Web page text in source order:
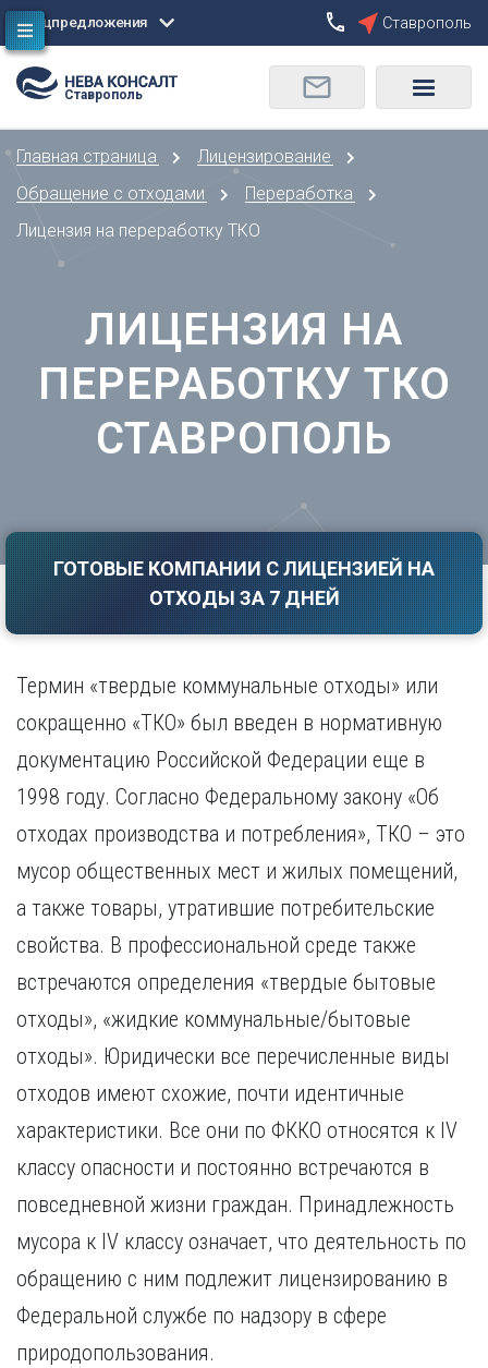
Сбросить
Москва
Санкт-Петербург
Астрахань
Барнаул
Белгород
Брянск
В
Владивосток
Владикавказ
Воронеж
Е
Екатеринбург
Иваново
Иркутск
К
Казань
Калининград
Калуга
Кемерово
Киров
Краснодар
Красноярск
Курган
Курск
Л
Липецк
М
Махачкала
Мурманск
Н
Набережные Челны
Нижний Новгород
Нижний Тагил
Новокузнецк
О
Орел
Оренбург
Р
Рязань
С
Самара
Севастополь
Симферополь
Смоленск
Сочи
Ставрополь
Т
Тверь
Тольятти
Томск
Тула
Тюмень
У
Улан-Удэ
Ульяновск
Уфа
Хабаровск
Чебоксары
Челябинск
Чита
Я
Ярославль
Спецпредложения Ставрополь
Ставрополь
Главная страница
Лицензирование
Обращение с отходами
Переработка
Лицензия на переработку ТКО
ЛИЦЕНЗИЯ НА
ПЕРЕРАБОТКУ ТКО
СТАВРОПОЛЬ
ГОТОВЫЕ КОМПАНИИ С ЛИЦЕНЗИЕЙ НА
ОТХОДЫ ЗА 7 ДНЕЙ
Термин «твердые коммунальные отходы» или
сокращенно «ТКО» был введен в нормативную
документацию Российской Федерации еще в
1998 году. Согласно Федеральному закону «Об
отходах производства и потребления», ТКО – это
мусор общественных мест и жилых помещений,
а также товары, утратившие потребительские
свойства. В профессиональной среде также
встречаются определения «твердые бытовые
отходы», «жидкие коммунальные/бытовые
отходы». Юридически все перечисленные виды
отходов имеют схожие, почти идентичные
характеристики. Все они по ФККО относятся к IV
классу опасности и постоянно встречаются в
повседневной жизни граждан. Принадлежность
мусора к IV классу означает, что деятельность по
обращению с ним подлежит лицензированию в
Федеральной службе по надзору в сфере
природопользования.